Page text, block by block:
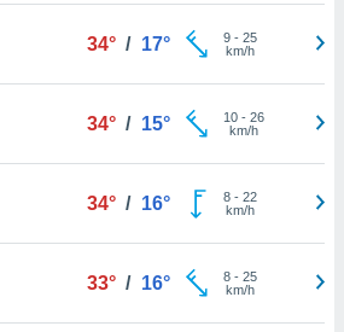
34° / 17° 9- 25
km/h
34° / 15° 10- 26
km/h
34° / 16° 8- 22
km/h
33° / 16° 8- 25
km/h